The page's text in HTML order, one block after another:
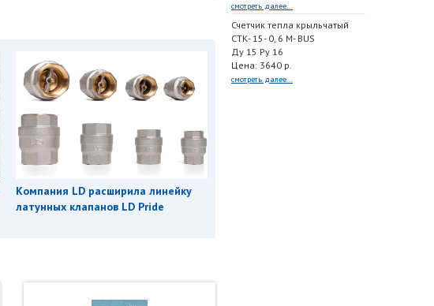
Компания LD расширила линейку
латунных клапанов LD Pride
смотреть далее...
Счетчик тепла крыльчатый
СТК- 15- 0, 6 M- BUS
Ду 15 Ру 16
Цена: 3640 р.
смотреть далее...